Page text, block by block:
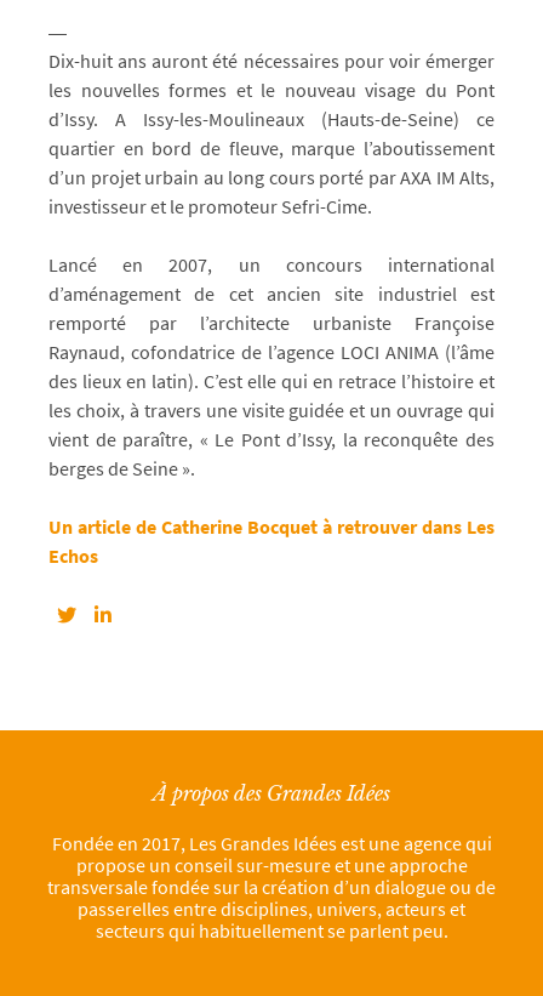
Dix-huit ans auront été nécessaires pour voir émerger
les nouvelles formes et le nouveau visage du Pont
d’Issy. A Issy-les-Moulineaux (Hauts-de-Seine) ce
quartier en bord de fleuve, marque l’aboutissement
d’un projet urbain au long cours porté par AXA IM Alts,
investisseur et le promoteur Sefri-Cime.
Lancé en 2007, un concours international
d’aménagement de cet ancien site industriel est
remporté par l’architecte urbaniste Françoise
Raynaud, cofondatrice de l’agence LOCI ANIMA (l’âme
des lieux en latin). C’est elle qui en retrace l’histoire et
les choix, à travers une visite guidée et un ouvrage qui
vient de paraître, « Le Pont d’Issy, la reconquête des
berges de Seine ».
Un article de Catherine Bocquet à retrouver dans Les
Echos
À propos des Grandes Idées
Fondée en 2017, Les Grandes Idées est une agence qui
propose un conseil sur-mesure et une approche
transversale fondée sur la création d’un dialogue ou de
passerelles entre disciplines, univers, acteurs et
secteurs qui habituellement se parlent peu.